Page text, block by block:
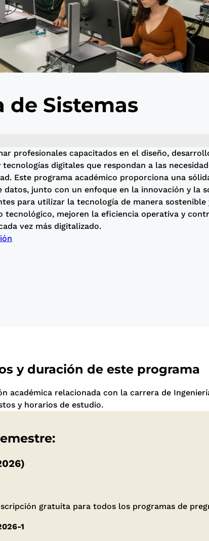
de Sistemas
profesionales capacitados en el diseño,
digitales que respondan a las
Este programa académico proporciona una
datos, junto con un enfoque en la innovación y la
para utilizar la tecnología de manera
tecnológico, mejoren la eficiencia operativa y
vez más digitalizado.
y duración de este programa
académica relacionada con la carrera de
y horarios de estudio.
gratuita para todos los programas de
1